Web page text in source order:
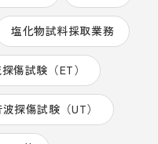
せ・資料請求
87-6520
受付 定休日:土日祝
塩化物試料採取業務
傷試験（ET）
探傷試験（UT）